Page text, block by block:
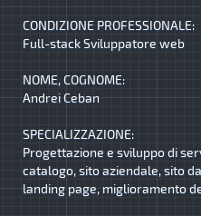
CONDIZIONE PROFESSIONALE:
Full-stack Sviluppatore web
NOME, COGNOME:
Andrei Ceban
SPECIALIZZAZIONE:
Progettazione e sviluppo di
catalogo, sito aziendale, sito
landing page, miglioramento